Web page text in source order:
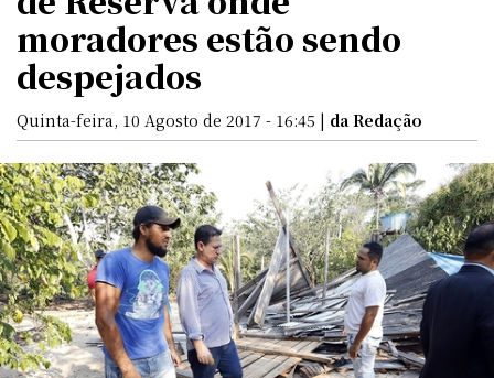
moradores estão sendo
despejados
Quinta-feira, 10 Agosto de 2017 - 16:45 | da Redação